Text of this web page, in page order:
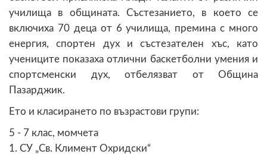
училища в общината. Състезанието, в което се
включиха 70 деца от 6 училища, премина с много
енергия, спортен дух и състезателен хъс, като
учениците показаха отлични баскетболни умения и
спортсменски дух, отбелязват от Община
Пазарджик.
Ето и класирането по възрастови групи:
5 - 7 клас, момчета
1. СУ „Св. Климент Охридски“